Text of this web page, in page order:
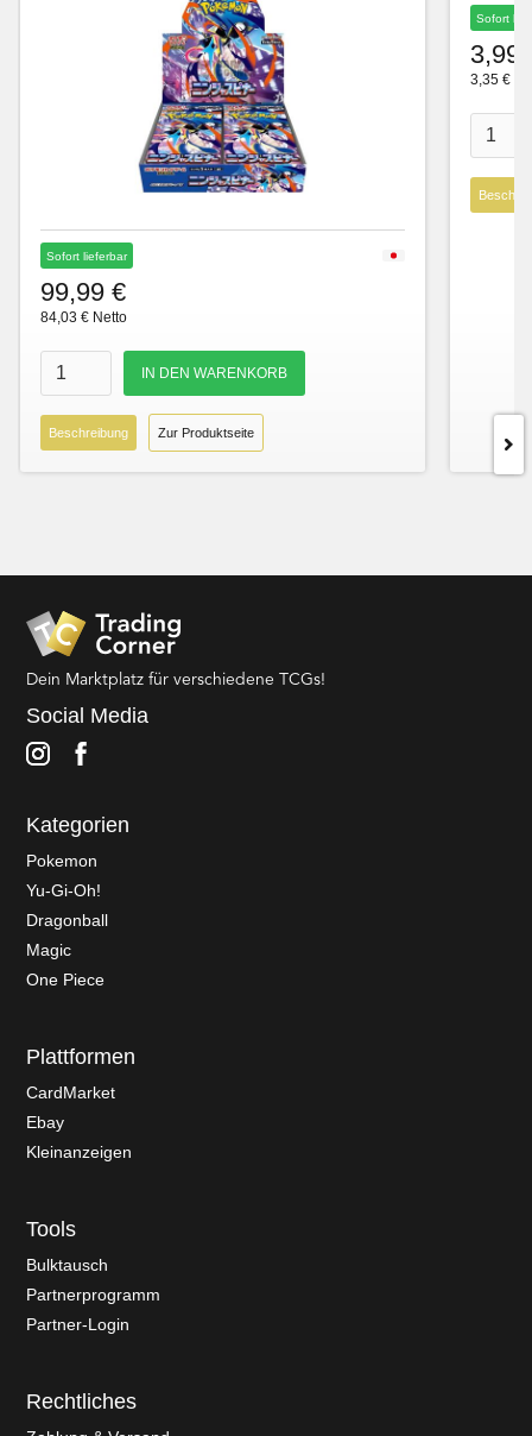
Sofort lieferbar
99,99 €
84,03 € Netto
Beschreibung Zur Produktseite
Sofort
3,99
3,35 €
Dein Marktplatz für verschiedene TCGs!
Social Media
Kategorien
Pokemon
Yu-Gi-Oh!
Dragonball
Magic
One Piece
Plattformen
CardMarket
Ebay
Kleinanzeigen
Tools
Bulktausch
Partnerprogramm
Partner-Login
Rechtliches